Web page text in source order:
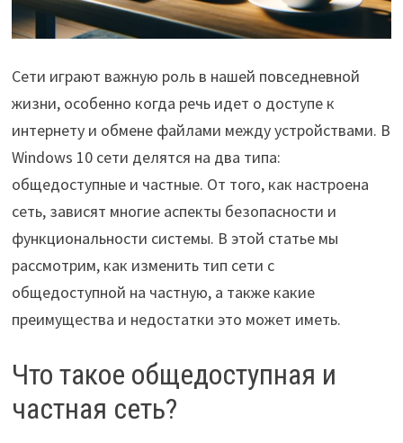
Сети играют важную роль в нашей повседневной
жизни, особенно когда речь идет о доступе к
интернету и обмене файлами между устройствами. В
Windows 10 сети делятся на два типа:
общедоступные и частные. От того, как настроена
сеть, зависят многие аспекты безопасности и
функциональности системы. В этой статье мы
рассмотрим, как изменить тип сети с
общедоступной на частную, а также какие
преимущества и недостатки это может иметь.
Что такое общедоступная и
частная сеть?